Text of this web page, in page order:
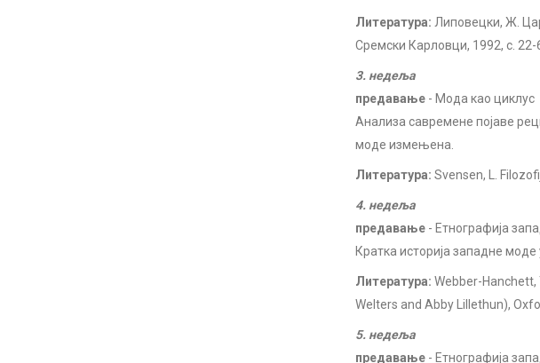
Литература: Липовецки, Ж.
Сремски Карловци, 1992, с. 22-
3. недеља
предавање - Мода као циклус
Анализа савремене појаве
моде измењена.
Литература: Svensen, L.
4. недеља
предавање - Етнографија
Кратка историја западне моде
Литература: Webber-Hanchett,
Welters and Abby Lillethun),
5. недеља
предавање - Етнографија